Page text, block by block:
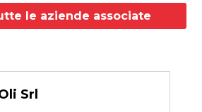
le aziende associate
Srl